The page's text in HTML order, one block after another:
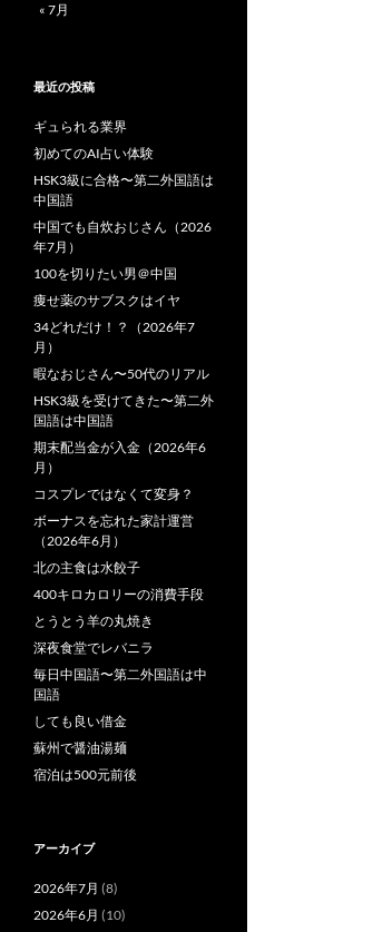
« 7月
最近の投稿
ギュられる業界
初めてのAI占い体験
HSK3級に合格〜第二外国語は
中国語
中国でも自炊おじさん（2026
年7月）
100を切りたい男＠中国
痩せ薬のサブスクはイヤ
34どれだけ！？（2026年7
月）
暇なおじさん〜50代のリアル
HSK3級を受けてきた〜第二外
国語は中国語
期末配当金が入金（2026年6
月）
コスプレではなくて変身？
ボーナスを忘れた家計運営
（2026年6月）
北の主食は水餃子
400キロカロリーの消費手段
とうとう羊の丸焼き
深夜食堂でレバニラ
毎日中国語〜第二外国語は中
国語
しても良い借金
蘇州で醤油湯麺
宿泊は500元前後
アーカイブ
2026年7月 (8)
2026年6月 (10)